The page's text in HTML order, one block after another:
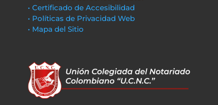
• Certificado de Accesibilidad
• Políticas de Privacidad Web
• Mapa del Sitio